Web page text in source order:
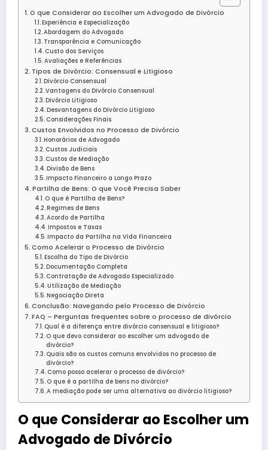
O que Considerar ao Escolher um Advogado de Divórcio
Experiência e Especialização
Abordagem do Advogado
Transparência e Comunicação
Custo dos Serviços
Avaliações e Referências
Tipos de Divórcio: Consensual e Litigioso
Divórcio Consensual
Vantagens do Divórcio Consensual
Divórcio Litigioso
Desvantagens do Divórcio Litigioso
Considerações Finais
Custos Envolvidos no Processo de Divórcio
Honorários de Advogado
Custos Judiciais
Custos de Mediação
Divisão de Bens
Impacto Financeiro a Longo Prazo
Partilha de Bens: O que Você Precisa Saber
O que é Partilha de Bens?
Regimes de Bens
Acordo de Partilha
Impostos e Taxas
Impacto da Partilha na Vida Financeira
Como Acelerar o Processo de Divórcio
Escolha do Tipo de Divórcio
Documentação Completa
Contratação de Advogado Especializado
Utilização de Mediação
Negociação Direta
Conclusão: Navegando pelo Processo de Divórcio
FAQ – Perguntas frequentes sobre o processo de divórcio
Qual é a diferença entre divórcio consensual e litigioso?
O que devo considerar ao escolher um advogado de
divórcio?
Quais são os custos comuns envolvidos no processo de
divórcio?
Como posso acelerar o processo de divórcio?
O que é a partilha de bens no divórcio?
A mediação pode ser uma alternativa ao divórcio litigioso?
O que Considerar ao Escolher um
Advogado de Divórcio